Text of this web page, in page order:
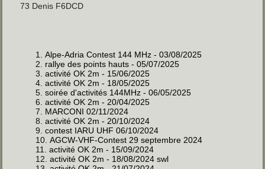
73 Denis F6DCD
Alpe-Adria Contest 144 MHz - 03/08/2025
rallye des points hauts - 05/07/2025
activité OK 2m - 15/06/2025
activité OK 2m - 18/05/2025
soirée d'activités 144MHz - 06/05/2025
activité OK 2m - 20/04/2025
MARCONI 02/11/2024
activité OK 2m - 20/10/2024
contest IARU UHF 06/10/2024
AGCW-VHF-Contest 29 septembre 2024
activité OK 2m - 15/09/2024
activité OK 2m - 18/08/2024 swl